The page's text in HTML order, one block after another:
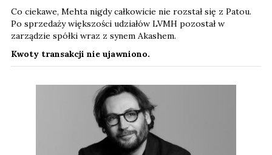
Co ciekawe, Mehta nigdy całkowicie nie rozstał się z Patou.
Po sprzedaży większości udziałów LVMH pozostał w
zarządzie spółki wraz z synem Akashem.
Kwoty transakcji nie ujawniono.